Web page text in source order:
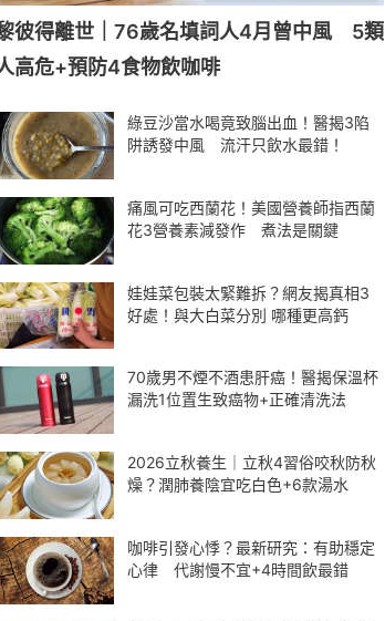
彼得離世｜76歲名填詞人4月曾中風 5類
高危+預防4食物飲咖啡
綠豆沙當水喝竟致腦出血！醫揭3陷
阱誘發中風 流汗只飲水最錯！
痛風可吃西蘭花！美國營養師指西蘭
花3營養素減發作 煮法是關鍵
娃娃菜包裝太緊難拆？網友揭真相3
好處！與大白菜分別 哪種更高鈣
70歲男不煙不酒患肝癌！醫揭保溫杯
漏洗1位置生致癌物+正確清洗法
2026立秋養生｜立秋4習俗咬秋防秋
燥？潤肺養陰宜吃白色+6款湯水
咖啡引發心悸？最新研究：有助穩定
心律 代謝慢不宜+4時間飲最錯